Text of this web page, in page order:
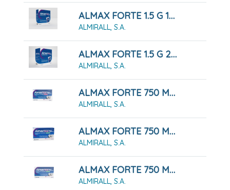
ALMAX FORTE 1.5 G 12 SOBRES SUSPENSION ORAL
ALMIRALL, S.A.
ALMAX FORTE 1.5 G 24 SOBRES SUSPENSION ORAL
ALMIRALL, S.A.
ALMAX FORTE 750 MG COMPRIMIDOS MASTICABLES SABOR FRESA, 48 COMPRIMIDOS
ALMIRALL, S.A.
ALMAX FORTE 750 MG COMPRIMIDOS MASTICABLES SABOR MENTA, 24 COMPRIMIDOS
ALMIRALL, S.A.
ALMAX FORTE 750 MG COMPRIMIDOS MASTICABLES SABOR MENTA, 48 COMPRIMIDOS
ALMIRALL, S.A.